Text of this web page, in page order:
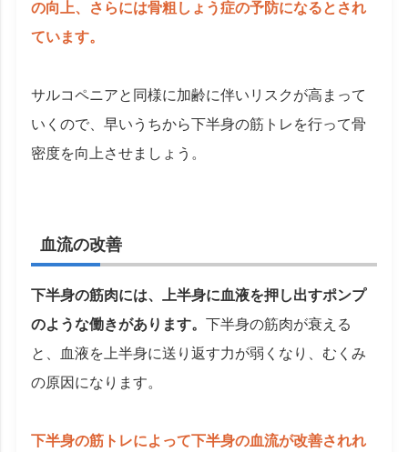
の向上、さらには骨粗しょう症の予防になるとされ
ています。
サルコペニアと同様に加齢に伴いリスクが高まって
いくので、早いうちから下半身の筋トレを行って骨
密度を向上させましょう。
血流の改善
下半身の筋肉には、上半身に血液を押し出すポンプ
のような働きがあります。下半身の筋肉が衰える
と、血液を上半身に送り返す力が弱くなり、むくみ
の原因になります。
下半身の筋トレによって下半身の血流が改善されれ